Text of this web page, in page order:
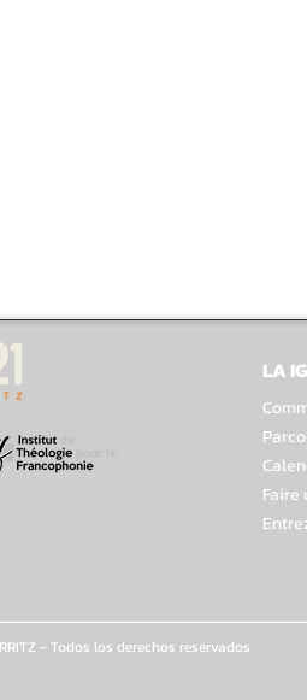
LA
Faire
- Todos los derechos reservados